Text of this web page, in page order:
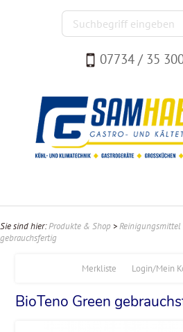
07734 / 35
Sie sind hier:Produkte & Shop >Reinigungsmittel
gebrauchsfertig
Login/Mein
Merkliste
BioTeno Green